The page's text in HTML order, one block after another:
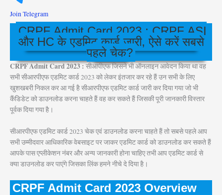
Join Telegram
CRPF Admit Card 2023 : CRPF ASI
और HC के एडमिट कार्ड जारी, ऐसे करें सबसे
पहले चेक?
CRPF Admit Card 2023 :सीआपीएफ जिसने भी ऑनलाइन आवेदन किया था वह
सभी सीआरपीएफ एडमिट कार्ड 2023 को लेकर इंतजार कर रहे हैं उन सभी के लिए
खुशखबरी निकल कर आ गई है सीआरपीएफ एडमिट कार्ड जारी कर दिया गया जो भी
कैंडिडेट को डाउनलोड करना चाहते हैं वह कर सकते हैं जिसकी पूरी जानकारी विस्तार
पूर्वक दिया गया है।
सीआरपीएफ एडमिट कार्ड 2023 चेक एवं डाउनलोड करना चाहते हैं तो सबसे पहले आप
सभी उम्मीदवार आधिकारिक वेबसाइट पर जाकर एडमिट कार्ड को डाउनलोड कर सकते हैं
आपके पास एप्लीकेशन नंबर और अन्य जानकारी होना चाहिए तभी आप एडमिट कार्ड से
क्या डाउनलोड कर पाएंगे जिसका लिंक हमने नीचे दे दिया है।
CRPF Admit Card 2023 Overview